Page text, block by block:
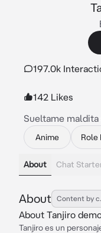
197.0k
142 Likes
Sueltame maldita
Anime Role
About Chat
About Content by
About Tanjiro
Tanjiro es un